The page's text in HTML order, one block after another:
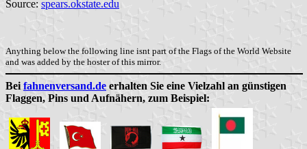
Source: spears.okstate.edu
Anything below the following line isnt part of the Flags of the World Website
and was added by the hoster of this mirror.
Bei fahnenversand.de erhalten Sie eine Vielzahl an günstigen
Flaggen, Pins und Aufnähern, zum Beispiel: